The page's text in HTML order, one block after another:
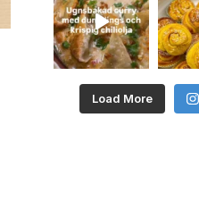
Load More